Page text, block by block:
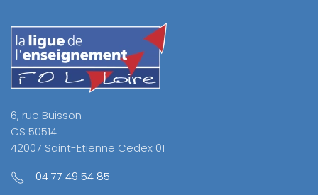
6, rue Buisson
CS 50514
42007 Saint-Etienne Cedex 01
04 77 49 54 85